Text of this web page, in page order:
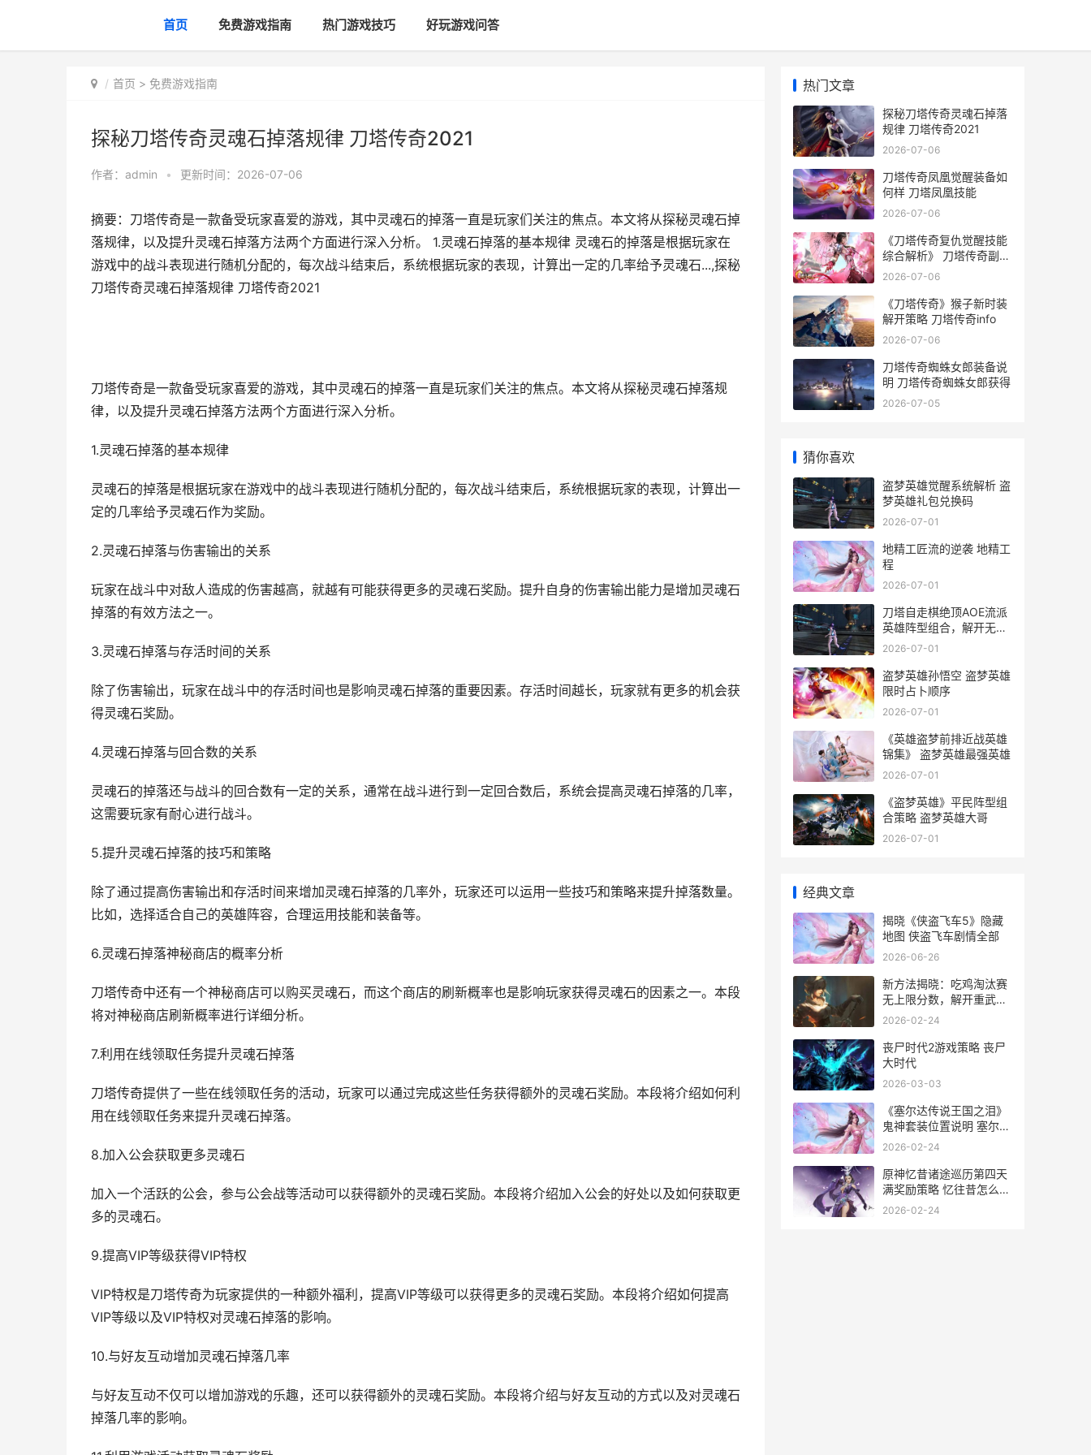
首页 免费游戏指南 热门游戏技巧 好玩游戏问答
首页 > 免费游戏指南
探秘刀塔传奇灵魂石掉落规律 刀塔传奇2021
作者： admin • 更新时间：2026-07-06
摘要：刀塔传奇是一款备受玩家喜爱的游戏，其中灵魂石的掉落一直是玩家们关注的焦点。本文将从探秘灵魂石掉
落规律，以及提升灵魂石掉落方法两个方面进行深入分析。 1.灵魂石掉落的基本规律 灵魂石的掉落是根据玩家在
游戏中的战斗表现进行随机分配的，每次战斗结束后，系统根据玩家的表现，计算出一定的几率给予灵魂石...,探秘
刀塔传奇灵魂石掉落规律 刀塔传奇2021
刀塔传奇是一款备受玩家喜爱的游戏，其中灵魂石的掉落一直是玩家们关注的焦点。本文将从探秘灵魂石掉落规
律，以及提升灵魂石掉落方法两个方面进行深入分析。
1.灵魂石掉落的基本规律
灵魂石的掉落是根据玩家在游戏中的战斗表现进行随机分配的，每次战斗结束后，系统根据玩家的表现，计算出一
定的几率给予灵魂石作为奖励。
2.灵魂石掉落与伤害输出的关系
玩家在战斗中对敌人造成的伤害越高，就越有可能获得更多的灵魂石奖励。提升自身的伤害输出能力是增加灵魂石
掉落的有效方法之一。
3.灵魂石掉落与存活时间的关系
除了伤害输出，玩家在战斗中的存活时间也是影响灵魂石掉落的重要因素。存活时间越长，玩家就有更多的机会获
得灵魂石奖励。
4.灵魂石掉落与回合数的关系
灵魂石的掉落还与战斗的回合数有一定的关系，通常在战斗进行到一定回合数后，系统会提高灵魂石掉落的几率，
这需要玩家有耐心进行战斗。
5.提升灵魂石掉落的技巧和策略
除了通过提高伤害输出和存活时间来增加灵魂石掉落的几率外，玩家还可以运用一些技巧和策略来提升掉落数量。
比如，选择适合自己的英雄阵容，合理运用技能和装备等。
6.灵魂石掉落神秘商店的概率分析
刀塔传奇中还有一个神秘商店可以购买灵魂石，而这个商店的刷新概率也是影响玩家获得灵魂石的因素之一。本段
将对神秘商店刷新概率进行详细分析。
7.利用在线领取任务提升灵魂石掉落
刀塔传奇提供了一些在线领取任务的活动，玩家可以通过完成这些任务获得额外的灵魂石奖励。本段将介绍如何利
用在线领取任务来提升灵魂石掉落。
8.加入公会获取更多灵魂石
加入一个活跃的公会，参与公会战等活动可以获得额外的灵魂石奖励。本段将介绍加入公会的好处以及如何获取更
多的灵魂石。
9.提高VIP等级获得VIP特权
VIP特权是刀塔传奇为玩家提供的一种额外福利，提高VIP等级可以获得更多的灵魂石奖励。本段将介绍如何提高
VIP等级以及VIP特权对灵魂石掉落的影响。
10.与好友互动增加灵魂石掉落几率
与好友互动不仅可以增加游戏的乐趣，还可以获得额外的灵魂石奖励。本段将介绍与好友互动的方式以及对灵魂石
掉落几率的影响。
热门文章
探秘刀塔传奇灵魂石掉落
规律 刀塔传奇2021
2026-07-06
刀塔传奇凤凰觉醒装备如
何样 刀塔凤凰技能
2026-07-06
《刀塔传奇复仇觉醒技能
综合解析》 刀塔传奇副本
攻略
2026-07-06
《刀塔传奇》猴子新时装
解开策略 刀塔传奇info
2026-07-06
刀塔传奇蜘蛛女郎装备说
明 刀塔传奇蜘蛛女郎获得
2026-07-05
猜你喜欢
盗梦英雄觉醒系统解析 盗
梦英雄礼包兑换码
2026-07-01
地精工匠流的逆袭 地精工
程
2026-07-01
刀塔自走棋绝顶AOE流派
英雄阵型组合，解开无人
能敌团战输出 刀塔自走棋
2026-07-01
盗梦英雄孙悟空 盗梦英雄
限时占卜顺序
2026-07-01
《英雄盗梦前排近战英雄
锦集》 盗梦英雄最强英雄
2026-07-01
《盗梦英雄》平民阵型组
合策略 盗梦英雄大哥
2026-07-01
经典文章
揭晓《侠盗飞车5》隐藏
地图 侠盗飞车剧情全部
2026-06-26
新方法揭晓：吃鸡淘汰赛
无上限分数，解开重武器
战斗诀窍 新型吃法
2026-02-24
丧尸时代2游戏策略 丧尸
大时代
2026-03-03
《塞尔达传说王国之泪》
鬼神套装位置说明 塞尔达
传说王国之泪人马位置
2026-02-24
原神忆昔诸途巡历第四天
满奖励策略 忆往昔怎么触
发
2026-02-24